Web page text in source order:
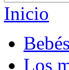
Inicio
Bebés
Los